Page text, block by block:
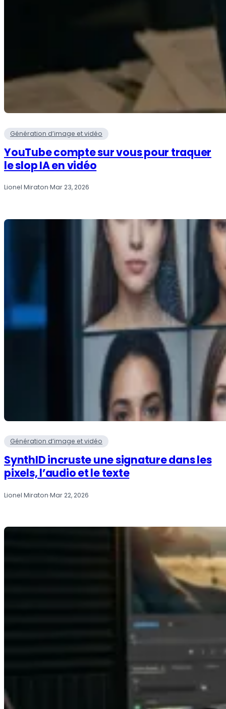
Génération d’image et vidéo
YouTube compte sur vous pour traquer
le slop IA en vidéo
Lionel Miraton·Mar 23, 2026
Génération d’image et vidéo
SynthID incruste une signature dans les
pixels, l’audio et le texte
Lionel Miraton·Mar 22, 2026